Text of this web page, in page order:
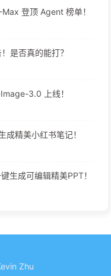
登顶 Agent 榜单！
是否真的能打？
3.0 上线！
精美小红书笔记！
生成可编辑精美PPT！
Zhu